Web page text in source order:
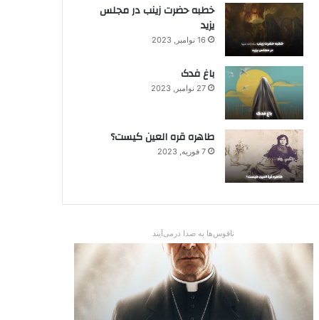
خطبه حضرت زینب در مجلس
یزید
16 نوامبر, 2023
باغ فدک
27 نوامبر, 2023
طاهره قره العین کیست؟
7 فوریه, 2023
ناقوس‌ها به صدا در‌می‌آیند